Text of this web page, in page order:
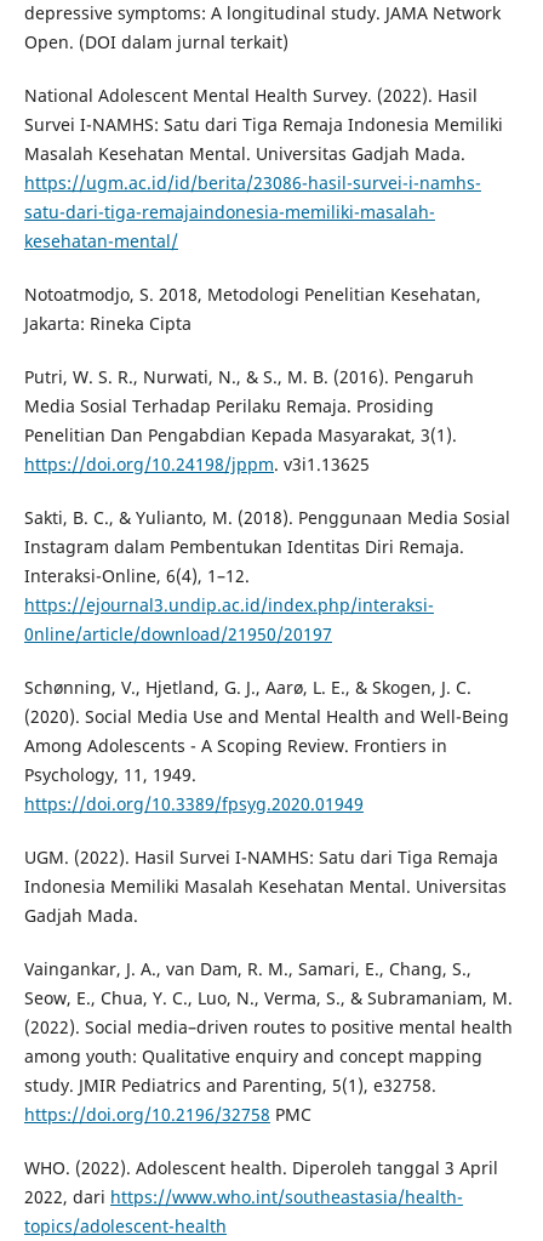
depressive symptoms: A longitudinal study. JAMA Network
Open. (DOI dalam jurnal terkait)
National Adolescent Mental Health Survey. (2022). Hasil
Survei I-NAMHS: Satu dari Tiga Remaja Indonesia Memiliki
Masalah Kesehatan Mental. Universitas Gadjah Mada.
https://ugm.ac.id/id/berita/23086-hasil-survei-i-namhs-
satu-dari-tiga-remajaindonesia-memiliki-masalah-
kesehatan-mental/
Notoatmodjo, S. 2018, Metodologi Penelitian Kesehatan,
Jakarta: Rineka Cipta
Putri, W. S. R., Nurwati, N., & S., M. B. (2016). Pengaruh
Media Sosial Terhadap Perilaku Remaja. Prosiding
Penelitian Dan Pengabdian Kepada Masyarakat, 3(1).
https://doi.org/10.24198/jppm. v3i1.13625
Sakti, B. C., & Yulianto, M. (2018). Penggunaan Media Sosial
Instagram dalam Pembentukan Identitas Diri Remaja.
Interaksi-Online, 6(4), 1–12.
https://ejournal3.undip.ac.id/index.php/interaksi-
0nline/article/download/21950/20197
Schønning, V., Hjetland, G. J., Aarø, L. E., & Skogen, J. C.
(2020). Social Media Use and Mental Health and Well-Being
Among Adolescents - A Scoping Review. Frontiers in
Psychology, 11, 1949.
https://doi.org/10.3389/fpsyg.2020.01949
UGM. (2022). Hasil Survei I-NAMHS: Satu dari Tiga Remaja
Indonesia Memiliki Masalah Kesehatan Mental. Universitas
Gadjah Mada.
Vaingankar, J. A., van Dam, R. M., Samari, E., Chang, S.,
Seow, E., Chua, Y. C., Luo, N., Verma, S., & Subramaniam, M.
(2022). Social media–driven routes to positive mental health
among youth: Qualitative enquiry and concept mapping
study. JMIR Pediatrics and Parenting, 5(1), e32758.
https://doi.org/10.2196/32758 PMC
WHO. (2022). Adolescent health. Diperoleh tanggal 3 April
2022, dari https://www.who.int/southeastasia/health-
topics/adolescent-health